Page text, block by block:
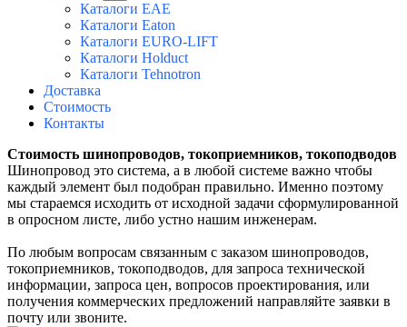
Каталоги EAE
Каталоги Eaton
Каталоги EURO-LIFT
Каталоги Holduct
Каталоги Tehnotron
Доставка
Стоимость
Контакты
Стоимость шинопроводов, токоприемников, токоподводов
Шинопровод это система, а в любой системе важно чтобы
каждый элемент был подобран правильно. Именно поэтому
мы стараемся исходить от исходной задачи сформулированной
в опросном листе, либо устно нашим инженерам.
По любым вопросам связанным с заказом шинопроводов,
токоприемников, токоподводов, для запроса технической
информации, запроса цен, вопросов проектирования, или
получения коммерческих предложений направляйте заявки в
почту или звоните.